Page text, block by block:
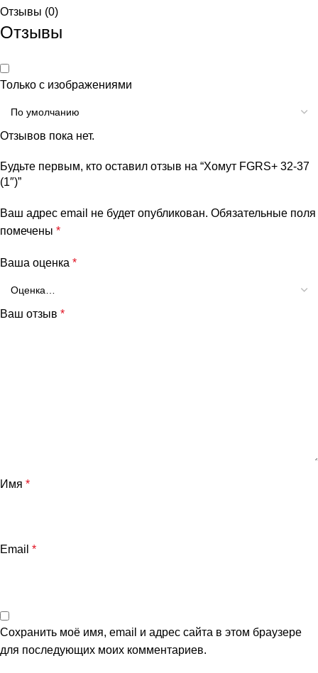
Отзывы (0)
Отзывы
Только с изображениями
Отзывов пока нет.
Будьте первым, кто оставил отзыв на “Хомут FGRS+ 32-37
(1″)”
Ваш адрес email не будет опубликован. Обязательные поля
помечены *
Ваша оценка *
Ваш отзыв *
Имя *
Email *
Сохранить моё имя, email и адрес сайта в этом браузере
для последующих моих комментариев.